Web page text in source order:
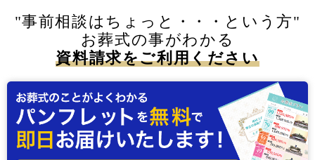
"事前相談はちょっと・・・という方"
お葬式の事がわかる
資料請求をご利用ください